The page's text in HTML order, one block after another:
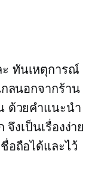
ทันเหตุการณ์
ลนอกจากร้าน
ด้วยคำแนะนำ
จึงเป็นเรื่องง่าย
อถือได้และไว้